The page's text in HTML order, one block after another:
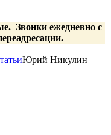
Звонки ежедневно с
Юрий Никулин